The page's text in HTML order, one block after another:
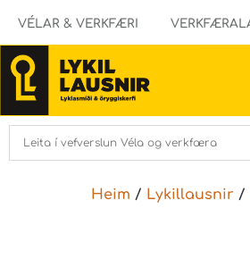
VÉLAR & VERKFÆRI
Heim / Lykillausnir /